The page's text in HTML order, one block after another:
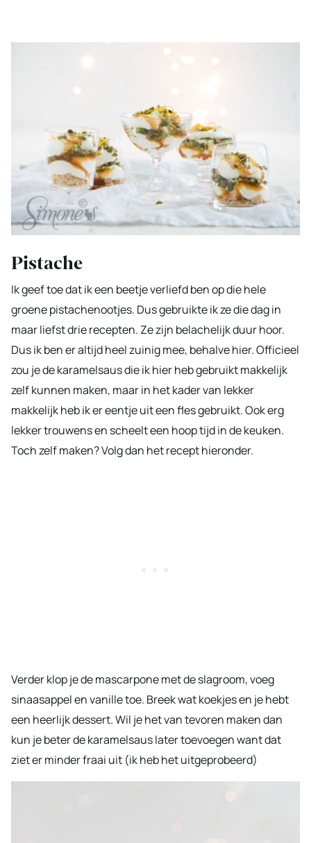
Pistache
Ik geef toe dat ik een beetje verliefd ben op die hele
groene pistachenootjes. Dus gebruikte ik ze die dag in
maar liefst drie recepten. Ze zijn belachelijk duur hoor.
Dus ik ben er altijd heel zuinig mee, behalve hier. Officieel
zou je de karamelsaus die ik hier heb gebruikt makkelijk
zelf kunnen maken, maar in het kader van lekker
makkelijk heb ik er eentje uit een fles gebruikt. Ook erg
lekker trouwens en scheelt een hoop tijd in de keuken.
Toch zelf maken? Volg dan het recept hieronder.
Verder klop je de mascarpone met de slagroom, voeg
sinaasappel en vanille toe. Breek wat koekjes en je hebt
een heerlijk dessert. Wil je het van tevoren maken dan
kun je beter de karamelsaus later toevoegen want dat
ziet er minder fraai uit (ik heb het uitgeprobeerd)